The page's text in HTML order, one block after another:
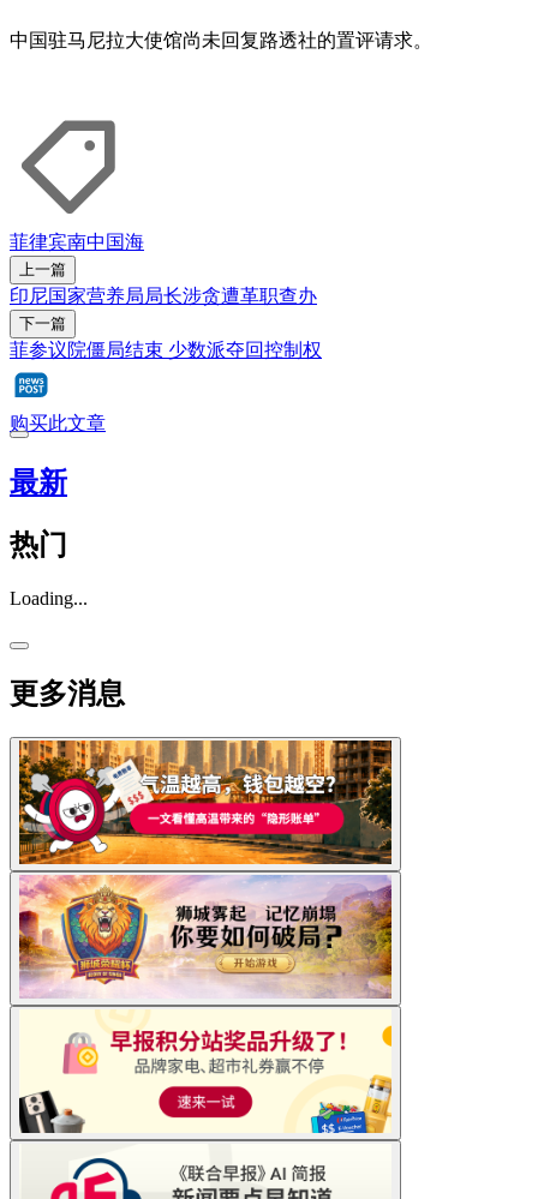
中国驻马尼拉大使馆尚未回复路透社的置评请求。
菲律宾南中国海
上一篇
印尼国家营养局局长涉贪遭革职查办
下一篇
菲参议院僵局结束 少数派夺回控制权
购买此文章
最新
热门
Loading...
更多消息